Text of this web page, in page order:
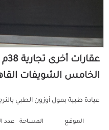
الخامس الشويفات
عيادة طبية بمول أوزون الطبي
الموقع المساحة عدد